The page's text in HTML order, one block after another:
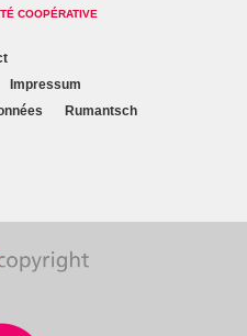
COOPÉRATIVE
Impressum
Rumantsch